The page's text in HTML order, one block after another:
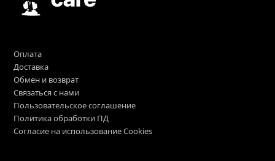
Оплата
Доставка
Обмен и возврат
Связаться с нами
Пользовательское соглашение
Политика обработки ПД
Согласие на использование Cookies